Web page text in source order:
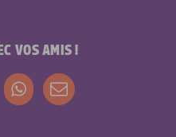
VOS AMIS !